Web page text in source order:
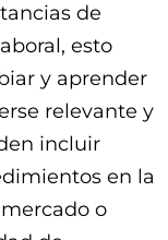
de
esto
y aprender
relevante y
incluir
en la
o